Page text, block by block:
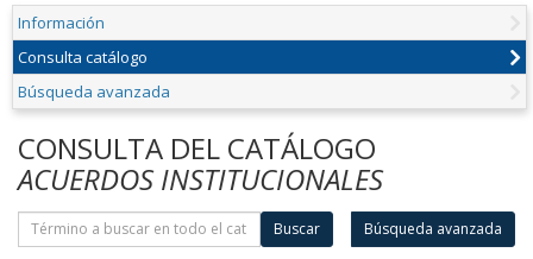
Información
Consulta catálogo
Búsqueda avanzada
CONSULTA DEL CATÁLOGO
ACUERDOS INSTITUCIONALES
Buscar Búsqueda avanzada